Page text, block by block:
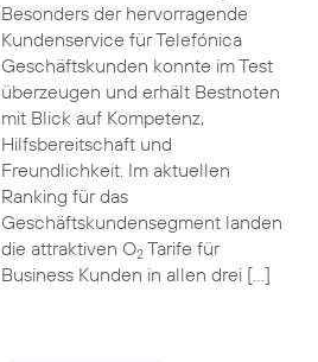
Besonders der hervorragende
Kundenservice für Telefónica
Geschäftskunden konnte im Test
überzeugen und erhält Bestnoten
mit Blick auf Kompetenz,
Hilfsbereitschaft und
Freundlichkeit. Im aktuellen
Ranking für das
Geschäftskundensegment landen
die attraktiven O2Tarife für
Business Kunden in allen drei […]